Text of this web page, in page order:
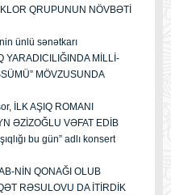
QRUPUNUN NÖVBƏTİ
ünlü sənətkarı
YARADICILIĞINDA MİLLİ-
MÖVZUSUNDA
İLK AŞIQ ROMANI
ƏZİZOĞLU VƏFAT EDİB
bu gün” adlı konsert
NİN QONAĞI OLUB
RƏSULOVU DA İTİRDİK